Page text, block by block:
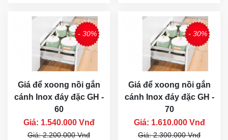
- 30%
Giá để xoong nồi gắn
cánh Inox đáy đặc GH -
60
Giá: 1.540.000 Vnđ
Giá: 2.200.000 Vnđ
- 30%
Giá để xoong nồi gắn
cánh Inox đáy đặc GH -
70
Giá: 1.610.000 Vnđ
Giá: 2.300.000 Vnđ